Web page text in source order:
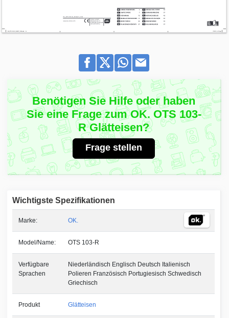
Benötigen Sie Hilfe oder haben
Sie eine Frage zum OK. OTS 103-
R Glätteisen?
Frage stellen
Wichtigste Spezifikationen
Marke: OK.
Model/Name: OTS 103-R
Verfügbare
Sprachen
Niederländisch Englisch Deutsch Italienisch
Polieren Französisch Portugiesisch Schwedisch
Griechisch
Produkt Glätteisen